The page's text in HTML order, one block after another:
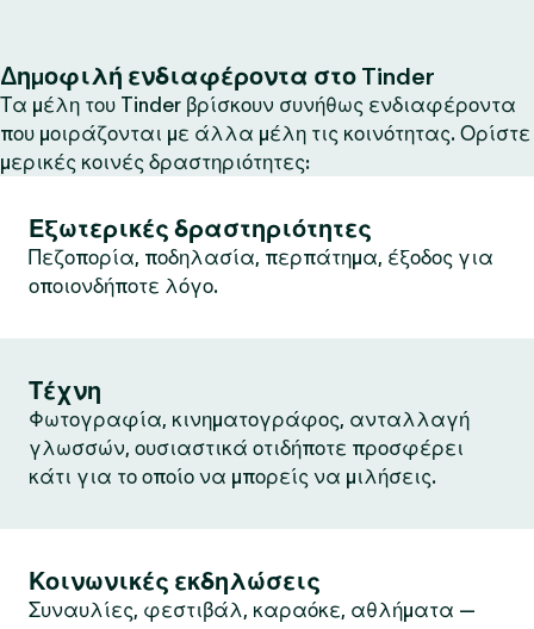
Δημοφιλή ενδιαφέροντα στο Tinder
Τα μέλη του Tinder βρίσκουν συνήθως ενδιαφέροντα
που μοιράζονται με άλλα μέλη τις κοινότητας. Ορίστε
μερικές κοινές δραστηριότητες:
Εξωτερικές δραστηριότητες
Πεζοπορία, ποδηλασία, περπάτημα, έξοδος για
οποιονδήποτε λόγο.
Τέχνη
Φωτογραφία, κινηματογράφος, ανταλλαγή
γλωσσών, ουσιαστικά οτιδήποτε προσφέρει
κάτι για το οποίο να μπορείς να μιλήσεις.
Κοινωνικές εκδηλώσεις
Συναυλίες, φεστιβάλ, καραόκε, αθλήματα —